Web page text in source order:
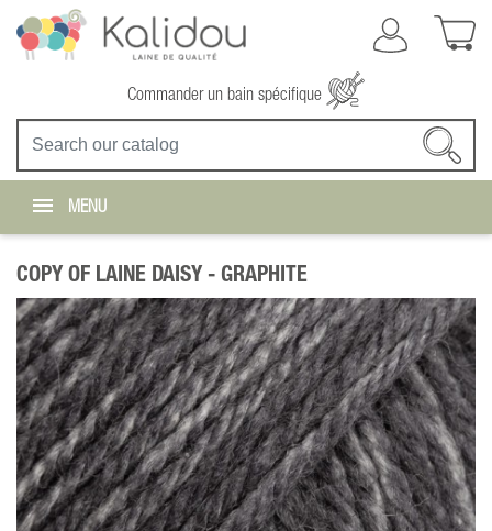
Commander un bain spécifique
MENU
COPY OF LAINE DAISY - GRAPHITE